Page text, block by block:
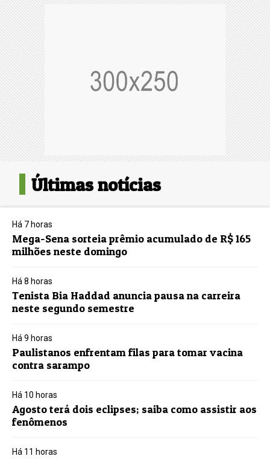
Últimas notícias
Há 7 horas
Mega-Sena sorteia prêmio acumulado de R$ 165
milhões neste domingo
Há 8 horas
Tenista Bia Haddad anuncia pausa na carreira
neste segundo semestre
Há 9 horas
Paulistanos enfrentam filas para tomar vacina
contra sarampo
Há 10 horas
Agosto terá dois eclipses; saiba como assistir aos
fenômenos
Há 11 horas